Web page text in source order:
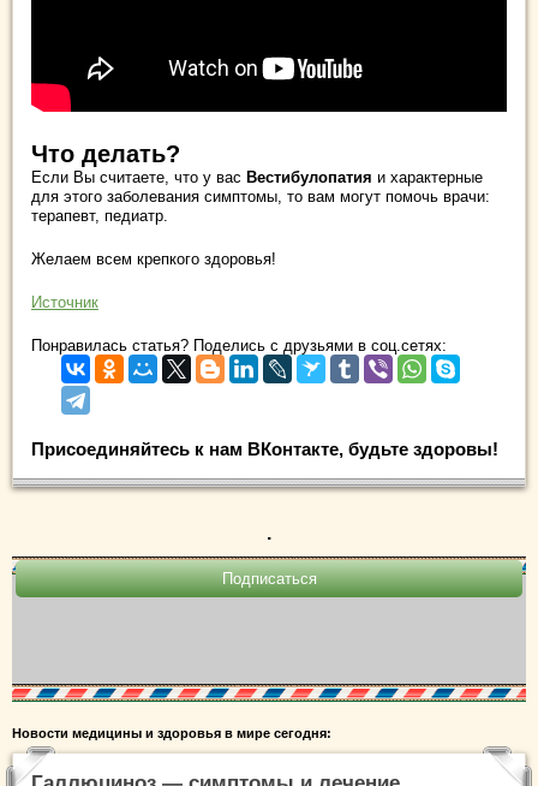
Что делать?
Если Вы считаете, что у вас Вестибулопатия и характерные
для этого заболевания симптомы, то вам могут помочь врачи:
терапевт, педиатр.
Желаем всем крепкого здоровья!
Источник
Понравилась статья? Поделись с друзьями в соц.сетях:
Присоединяйтесь к нам ВКонтакте, будьте здоровы!
.
Новости медицины и здоровья в мире сегодня: